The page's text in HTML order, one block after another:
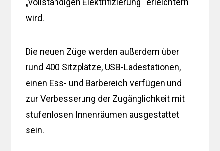
wird.
Die neuen Züge werden außerdem über
rund 400 Sitzplätze, USB-Ladestationen,
einen Ess- und Barbereich verfügen und
zur Verbesserung der Zugänglichkeit mit
stufenlosen Innenräumen ausgestattet
sein.